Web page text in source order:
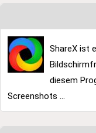
ShareX ist
diesem
Screenshots ...